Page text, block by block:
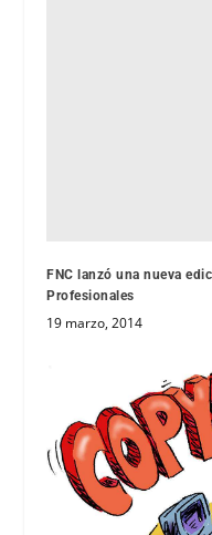
FNC lanzó una nueva
Profesionales
19 marzo, 2014